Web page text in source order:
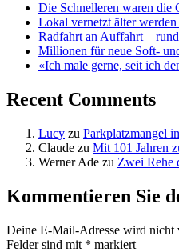
Die Schnelleren waren die
Lokal vernetzt älter
Radfahrt an Auffahrt –
Millionen für neue Soft-
«Ich male gerne, seit ich
Recent Comments
Lucy zu Parkplatzmangel
Claude zu Mit 101 Jahren
Werner Ade zu Zwei Rehe
Kommentieren Sie
Deine E-Mail-Adresse wird nicht
Felder sind mit * markiert